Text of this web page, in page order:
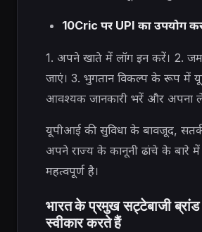
10Cric पर UPI का उपयोग
1. अपने खाते में लॉग इन करें। 2.
जाएं। 3. भुगतान विकल्प के रूप में
आवश्यक जानकारी भरें और अपना
यूपीआई की सुविधा के बावजूद,
अपने राज्य के कानूनी ढांचे के बारे में
महत्वपूर्ण है।
भारत के प्रमुख सट्टेबाजी
स्वीकार करते हैं